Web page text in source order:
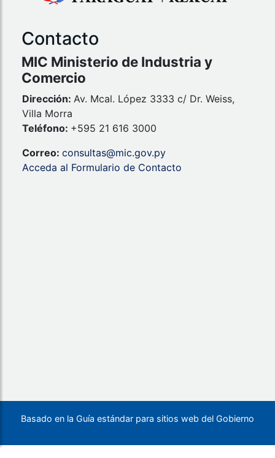
Contacto
MIC Ministerio de Industria y
Comercio
Dirección: Av. Mcal. López 3333 c/ Dr. Weiss,
Villa Morra
Teléfono: +595 21 616 3000
Correo: consultas@mic.gov.py
Acceda al Formulario de Contacto
Basado en la Guía estándar para sitios web del Gobierno